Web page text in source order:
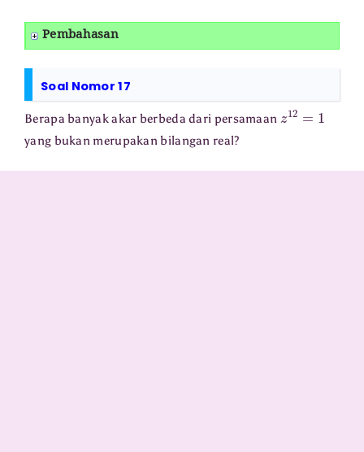
Pembahasan
Soal Nomor 17
Berapa banyak akar berbeda dari persamaan 12
yang bukan merupakan bilangan real?